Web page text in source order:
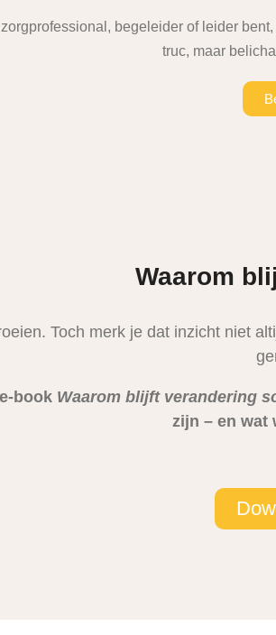
begeleider of leider
truc, maar
Waarom
Toch merk je dat inzicht niet
book Waarom blijft verandering
zijn – en wat